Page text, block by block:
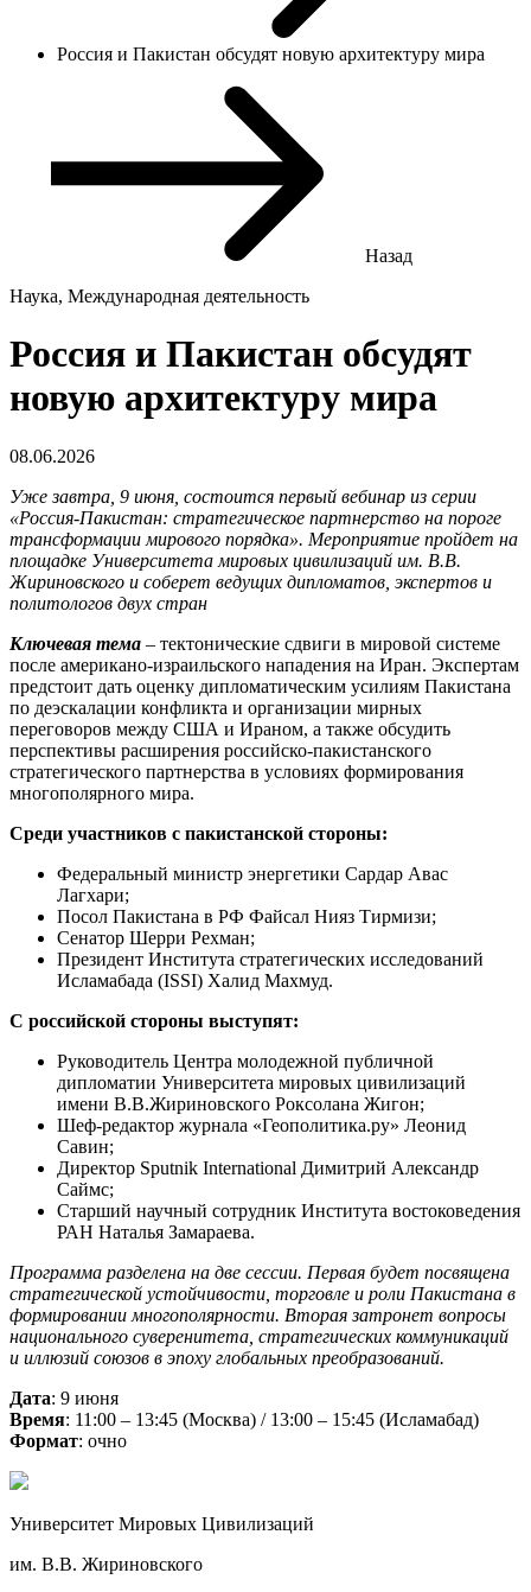
Россия и Пакистан обсудят новую архитектуру мира
Назад
Наука, Международная деятельность
Россия и Пакистан обсудят
новую архитектуру мира
08.06.2026
Уже завтра, 9 июня, состоится первый вебинар из серии
«Россия-Пакистан: стратегическое партнерство на пороге
трансформации мирового порядка». Мероприятие пройдет на
площадке Университета мировых цивилизаций им. В.В.
Жириновского и соберет ведущих дипломатов, экспертов и
политологов двух стран
Ключевая тема – тектонические сдвиги в мировой системе
после американо-израильского нападения на Иран. Экспертам
предстоит дать оценку дипломатическим усилиям Пакистана
по деэскалации конфликта и организации мирных
переговоров между США и Ираном, а также обсудить
перспективы расширения российско-пакистанского
стратегического партнерства в условиях формирования
многополярного мира.
Среди участников с пакистанской стороны:
Федеральный министр энергетики Сардар Авас
Лагхари;
Посол Пакистана в РФ Файсал Нияз Тирмизи;
Сенатор Шерри Рехман;
Президент Института стратегических исследований
Исламабада (ISSI) Халид Махмуд.
С российской стороны выступят:
Руководитель Центра молодежной публичной
дипломатии Университета мировых цивилизаций
имени В.В.Жириновского Роксолана Жигон;
Шеф-редактор журнала «Геополитика.ру» Леонид
Савин;
Директор Sputnik International Димитрий Александр
Саймс;
Старший научный сотрудник Института востоковедения
РАН Наталья Замараева.
Программа разделена на две сессии. Первая будет посвящена
стратегической устойчивости, торговле и роли Пакистана в
формировании многополярности. Вторая затронет вопросы
национального суверенитета, стратегических коммуникаций
и иллюзий союзов в эпоху глобальных преобразований.
Дата: 9 июня
Время: 11:00 – 13:45 (Москва) / 13:00 – 15:45 (Исламабад)
Формат: очно
Университет Мировых Цивилизаций
им. В.В. Жириновского